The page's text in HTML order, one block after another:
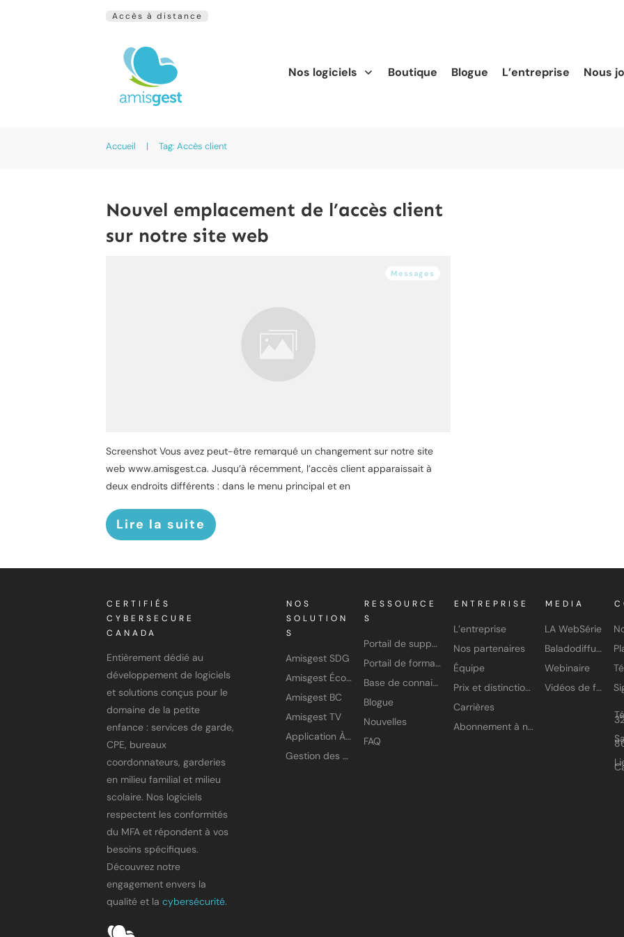
Accès à distance
Nos logiciels Boutique Blogue L’entreprise Nous
Accueil | Tag: Accès client
Nouvel emplacement de l’accès client
sur notre site web
Messages
Screenshot Vous avez peut-être remarqué un changement sur notre site
web www.amisgest.ca. Jusqu’à récemment, l’accès client apparaissait à
deux endroits différents : dans le menu principal et en
Lire la suite
CERTIFIÉS
CYBERSECURE
CANADA
Entièrement dédié au
développement de logiciels
et solutions conçus pour le
domaine de la petite
enfance : services de garde,
CPE, bureaux
coordonnateurs, garderies
en milieu familial et milieu
scolaire. Nos logiciels
respectent les conformités
du MFA et répondent à vos
besoins spécifiques.
Découvrez notre
engagement envers la
qualité et la cybersécurité.
NOS
SOLUTION
S
Amisgest SDG
Amisgest École
Amisgest BC
Amisgest TV
Application À petits pas
Gestion des accès
RESSOURCE
S
Portail de support
Portail de formation
Base de connaissances
Blogue
Nouvelles
FAQ
ENTREPRISE
L’entreprise
Nos partenaires
Équipe
Prix et distinctions
Carrières
Abonnement à nos infolettres
MEDIA
LA WebSérie
Baladodiffusion
Webinaire
Vidéos de formation